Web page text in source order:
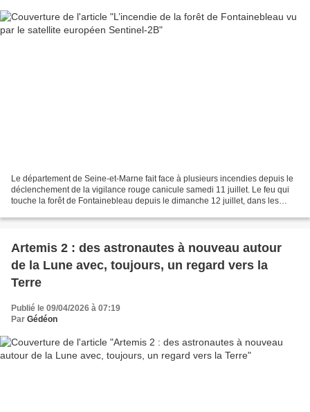
Le département de Seine-et-Marne fait face à plusieurs incendies depuis le
déclenchement de la vigilance rouge canicule samedi 11 juillet. Le feu qui
touche la forêt de Fontainebleau depuis le dimanche 12 juillet, dans les
Artemis 2 : des astronautes à nouveau autour
de la Lune avec, toujours, un regard vers la
Terre
Publié le 09/04/2026 à 07:19
Par Gédéon